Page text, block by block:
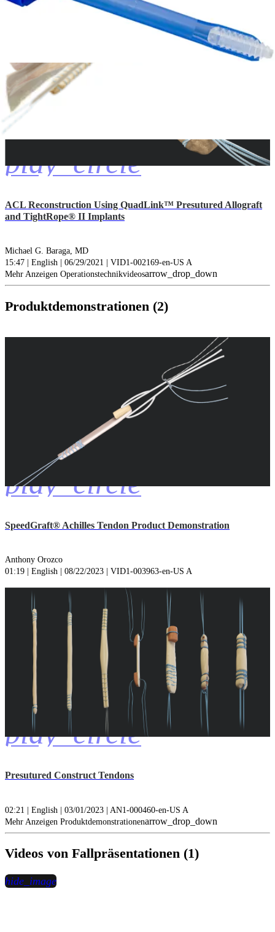
play_circle
ACL Reconstruction Using QuadLink™ Presutured Allograft
and TightRope® II Implants
Michael G. Baraga, MD
15:47 | English | 06/29/2021 | VID1-002169-en-US A
Mehr Anzeigen Operationstechnikvideosarrow_drop_down
Produktdemonstrationen (2)
play_circle
SpeedGraft® Achilles Tendon Product Demonstration
Anthony Orozco
01:19 | English | 08/22/2023 | VID1-003963-en-US A
play_circle
Presutured Construct Tendons
02:21 | English | 03/01/2023 | AN1-000460-en-US A
Mehr Anzeigen Produktdemonstrationenarrow_drop_down
Videos von Fallpräsentationen (1)
hide_image